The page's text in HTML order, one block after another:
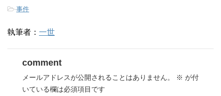
-事件
執筆者： 一世
comment
メールアドレスが公開されることはありません。 ※ が付
いている欄は必須項目です